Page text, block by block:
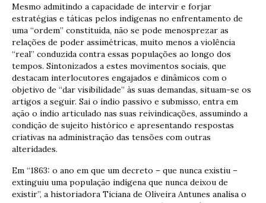
Mesmo admitindo a capacidade de intervir e forjar
estratégias e táticas pelos indígenas no enfrentamento de
uma “ordem” constituída, não se pode menosprezar as
relações de poder assimétricas, muito menos a violência
“real” conduzida contra essas populações ao longo dos
tempos. Sintonizados a estes movimentos sociais, que
destacam interlocutores engajados e dinâmicos com o
objetivo de “dar visibilidade” às suas demandas, situam-se os
artigos a seguir. Sai o índio passivo e submisso, entra em
ação o índio articulado nas suas reivindicações, assumindo a
condição de sujeito histórico e apresentando respostas
criativas na administração das tensões com outras
alteridades.
Em “1863: o ano em que um decreto – que nunca existiu –
extinguiu uma população indígena que nunca deixou de
existir”, a historiadora Ticiana de Oliveira Antunes analisa o